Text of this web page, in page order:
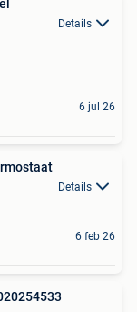
Details
6 jul 26
Details
6 feb 26